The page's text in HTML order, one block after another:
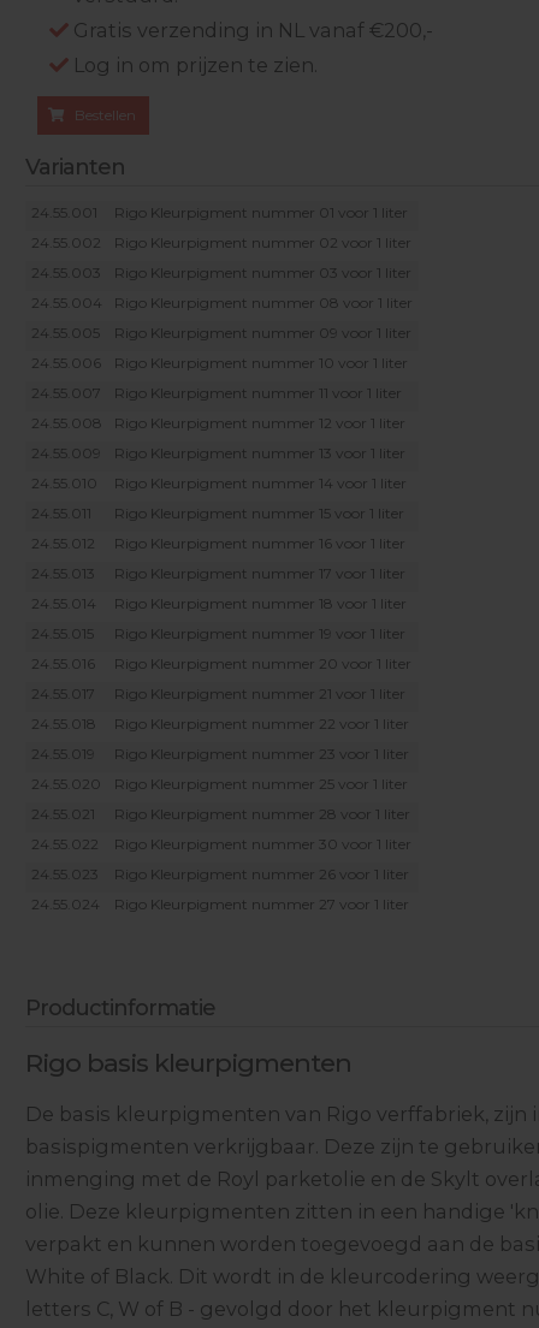
Gratis verzending in NL vanaf €200,-
Log in om prijzen te zien.
Bestellen
Varianten
24.55.001
Rigo Kleurpigment nummer 01 voor 1 liter
24.55.002
Rigo Kleurpigment nummer 02 voor 1 liter
24.55.003
Rigo Kleurpigment nummer 03 voor 1 liter
24.55.004
Rigo Kleurpigment nummer 08 voor 1 liter
24.55.005
Rigo Kleurpigment nummer 09 voor 1 liter
24.55.006
Rigo Kleurpigment nummer 10 voor 1 liter
24.55.007
Rigo Kleurpigment nummer 11 voor 1 liter
24.55.008
Rigo Kleurpigment nummer 12 voor 1 liter
24.55.009
Rigo Kleurpigment nummer 13 voor 1 liter
24.55.010
Rigo Kleurpigment nummer 14 voor 1 liter
24.55.011
Rigo Kleurpigment nummer 15 voor 1 liter
24.55.012
Rigo Kleurpigment nummer 16 voor 1 liter
24.55.013
Rigo Kleurpigment nummer 17 voor 1 liter
24.55.014
Rigo Kleurpigment nummer 18 voor 1 liter
24.55.015
Rigo Kleurpigment nummer 19 voor 1 liter
24.55.016
Rigo Kleurpigment nummer 20 voor 1 liter
24.55.017
Rigo Kleurpigment nummer 21 voor 1 liter
24.55.018
Rigo Kleurpigment nummer 22 voor 1 liter
24.55.019
Rigo Kleurpigment nummer 23 voor 1 liter
24.55.020
Rigo Kleurpigment nummer 25 voor 1 liter
24.55.021
Rigo Kleurpigment nummer 28 voor 1 liter
24.55.022
Rigo Kleurpigment nummer 30 voor 1 liter
24.55.023
Rigo Kleurpigment nummer 26 voor 1 liter
24.55.024
Rigo Kleurpigment nummer 27 voor 1 liter
Productinformatie
Rigo basis kleurpigmenten
De basis kleurpigmenten van Rigo verffabriek, zijn
basispigmenten verkrijgbaar. Deze zijn te
inmenging met de Royl parketolie en de Skylt
olie. Deze kleurpigmenten zitten in een handige
verpakt en kunnen worden toegevoegd aan de
White of Black. Dit wordt in de kleurcodering
letters C, W of B - gevolgd door het kleurpigment